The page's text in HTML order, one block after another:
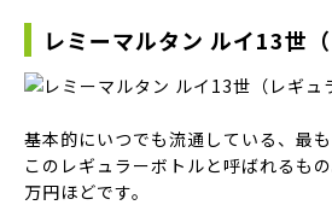
レミーマルタン ルイ13世（
基本的にいつでも流通している、最
このレギュラーボトルと呼ばれるも
万円ほどです。